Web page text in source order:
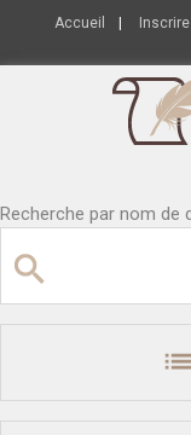
Accueil
Recherche par nom de